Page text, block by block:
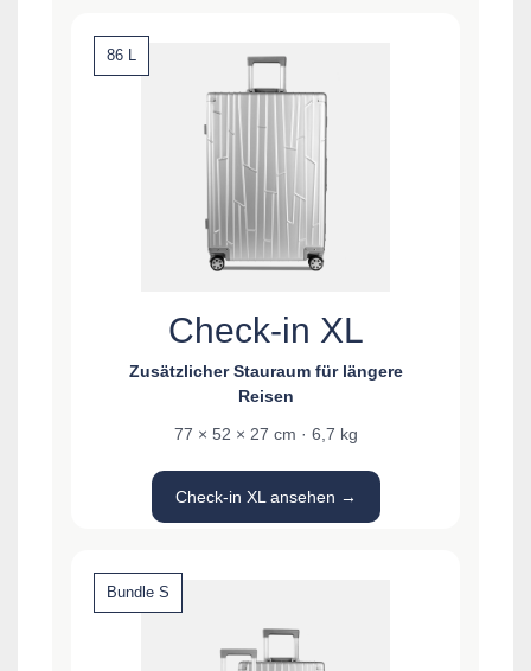
86 L
Check-in XL
Zusätzlicher Stauraum für längere
Reisen
77 × 52 × 27 cm · 6,7 kg
Check-in XL ansehen →
Bundle S